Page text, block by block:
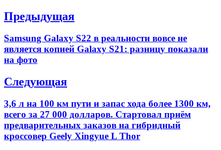
Навигация
записям
Предыдущая
Previous
Samsung Galaxy S22 в реальности вовсе не
является копией Galaxy S21: разницу показали
на фото
Следующая
Next
post:
3,6 л на 100 км пути и запас хода более 1300 км,
всего за 27 000 долларов. Стартовал приём
предварительных заказов на гибридный
кроссовер Geely Xingyue L Thor